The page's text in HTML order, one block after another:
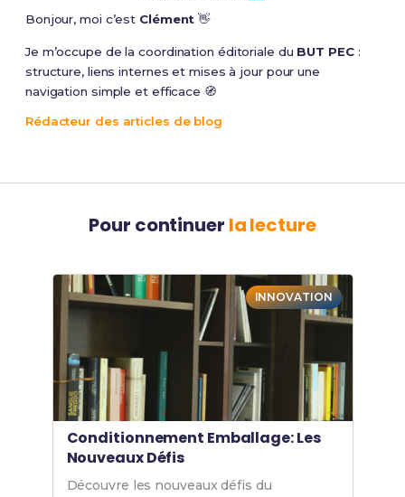
Bonjour, moi c’est Clément 👋
Je m’occupe de la coordination éditoriale du BUT PEC:
structure, liens internes et mises à jour pour une
navigation simple et efficace 🧭
Rédacteur des articles de blog
Pour continuer la lecture
INNOVATION
Conditionnement Emballage: Les
Nouveaux Défis
Découvre les nouveaux défis du